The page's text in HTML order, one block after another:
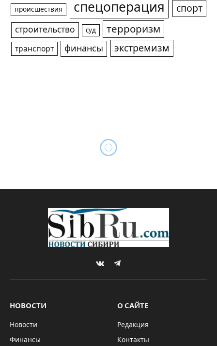
происшествия спецоперация спорт
строительство суд терроризм
транспорт финансы экстремизм
Донбасс” отправили в
Луганск шесть паллет
гумпомощи
20.12.2023 *ГЛАВНОЕ
Комментариев нет